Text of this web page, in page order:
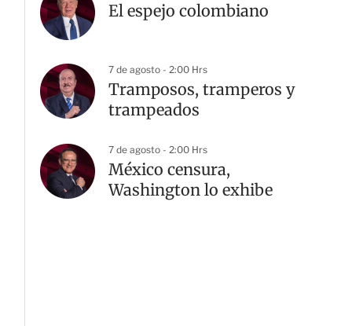
El espejo colombiano
7 de agosto - 2:00 Hrs
Tramposos, tramperos y
trampeados
7 de agosto - 2:00 Hrs
México censura,
Washington lo exhibe